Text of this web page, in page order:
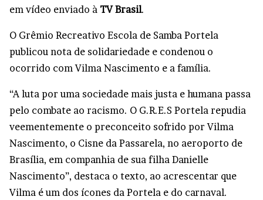
em vídeo enviado à TV Brasil.
O Grêmio Recreativo Escola de Samba Portela
publicou nota de solidariedade e condenou o
ocorrido com Vilma Nascimento e a família.
“A luta por uma sociedade mais justa e humana passa
pelo combate ao racismo. O G.R.E.S Portela repudia
veementemente o preconceito sofrido por Vilma
Nascimento, o Cisne da Passarela, no aeroporto de
Brasília, em companhia de sua filha Danielle
Nascimento”, destaca o texto, ao acrescentar que
Vilma é um dos ícones da Portela e do carnaval.